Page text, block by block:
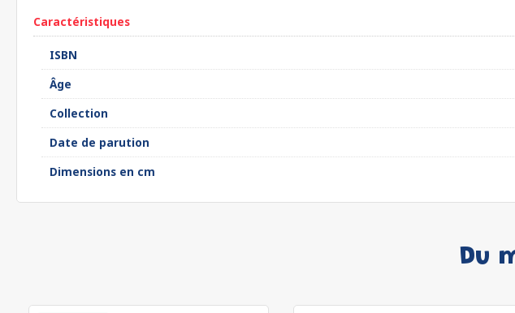
Caractéristiques
ISBN
Âge
Collection
Date de parution
Dimensions en cm
Du